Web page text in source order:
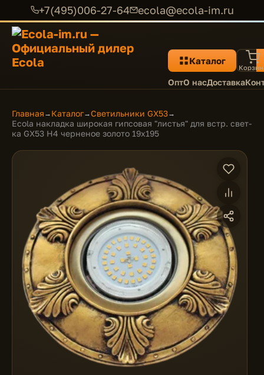
+7(495)006-27-64 ecola@ecola-im.ru
Каталог
ОптО насДоставка
Главная → Каталог→Светильники GX53→
Ecola накладка широкая гипсовая "листья" для встр. свет-
ка GX53 H4 черненое золото 19х195